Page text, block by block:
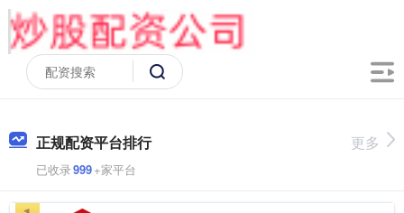
正规配资平台排行
已收录999+家平台
更多